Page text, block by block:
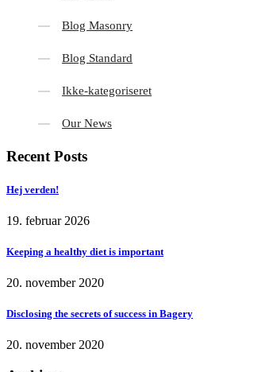
Blog Masonry
Blog Standard
Ikke-kategoriseret
Our News
Recent Posts
Hej verden!
19. februar 2026
Keeping a healthy diet is important
20. november 2020
Disclosing the secrets of success in Bagery
20. november 2020